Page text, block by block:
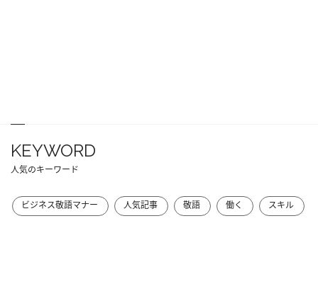
KEYWORD
人気のキーワード
ビジネス敬語マナー 人気記事 敬語 働く スキル